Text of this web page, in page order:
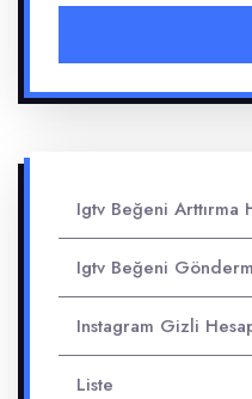
Igtv Beğeni Arttırma
Igtv Beğeni
Instagram Gizli
Liste